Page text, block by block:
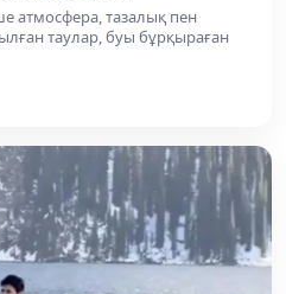
атмосфера, тазалық пен
таулар, буы бұрқыраған